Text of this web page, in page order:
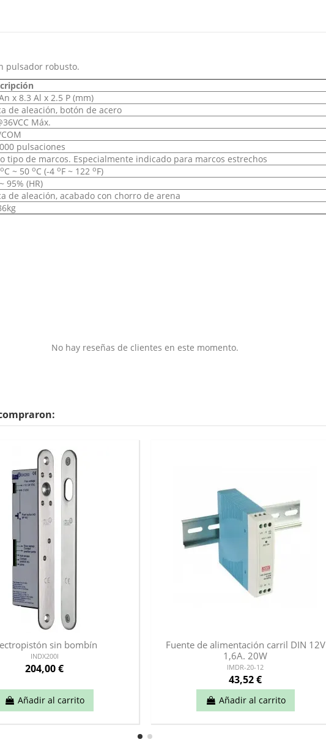
pulsador robusto.
x 8.3 Al x 2.5 P (mm)
de aleación, botón de acero
Máx.
pulsaciones
tipo de marcos. Especialmente indicado para marcos estrechos
oC ~ 50 oC (-4 oF ~ 122 oF)
95% (HR)
de aleación, acabado con chorro de arena
No hay reseñas de clientes en este momento.
sin bombín
INDX200I
204,00 €
Añadir al carrito
Fuente de alimentación carril DIN 12V
1,6A. 20W
IMDR-20-12
43,52 €
Añadir al carrito